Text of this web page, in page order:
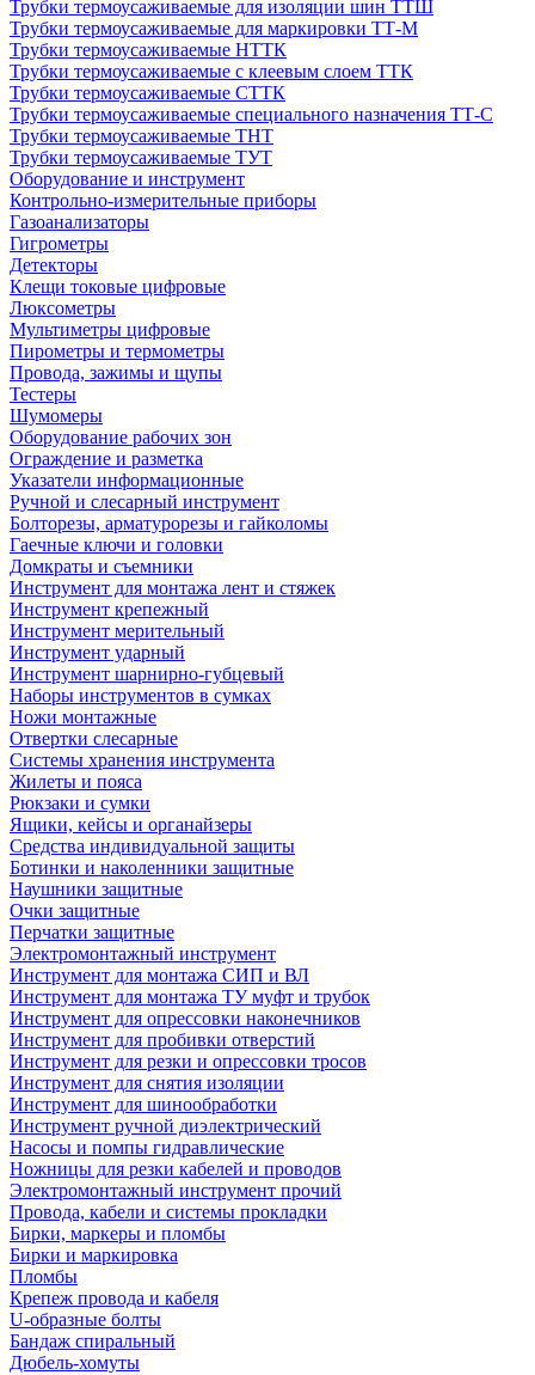
Трубки термоусаживаемые для изоляции шин ТТШ
Трубки термоусаживаемые для маркировки ТТ-М
Трубки термоусаживаемые НTТК
Трубки термоусаживаемые с клеевым слоем TТК
Трубки термоусаживаемые СTТК
Трубки термоусаживаемые специального назначения ТТ-С
Трубки термоусаживаемые ТНТ
Трубки термоусаживаемые ТУТ
Оборудование и инструмент
Контрольно-измерительные приборы
Газоанализаторы
Гигрометры
Детекторы
Клещи токовые цифровые
Люксометры
Мультиметры цифровые
Пирометры и термометры
Провода, зажимы и щупы
Тестеры
Шумомеры
Оборудование рабочих зон
Ограждение и разметка
Указатели информационные
Ручной и слесарный инструмент
Болторезы, арматурорезы и гайколомы
Гаечные ключи и головки
Домкраты и съемники
Инструмент для монтажа лент и стяжек
Инструмент крепежный
Инструмент мерительный
Инструмент ударный
Инструмент шарнирно-губцевый
Наборы инструментов в сумках
Ножи монтажные
Отвертки слесарные
Системы хранения инструмента
Жилеты и пояса
Рюкзаки и сумки
Ящики, кейсы и органайзеры
Средства индивидуальной защиты
Ботинки и наколенники защитные
Наушники защитные
Очки защитные
Перчатки защитные
Электромонтажный инструмент
Инструмент для монтажа СИП и ВЛ
Инструмент для монтажа ТУ муфт и трубок
Инструмент для опрессовки наконечников
Инструмент для пробивки отверстий
Инструмент для резки и опрессовки тросов
Инструмент для снятия изоляции
Инструмент для шинообработки
Инструмент ручной диэлектрический
Насосы и помпы гидравлические
Ножницы для резки кабелей и проводов
Электромонтажный инструмент прочий
Провода, кабели и системы прокладки
Бирки, маркеры и пломбы
Бирки и маркировка
Пломбы
Крепеж провода и кабеля
U-образные болты
Бандаж спиральный
Дюбель-хомуты